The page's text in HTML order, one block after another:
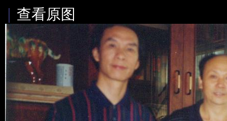
| 查看原图